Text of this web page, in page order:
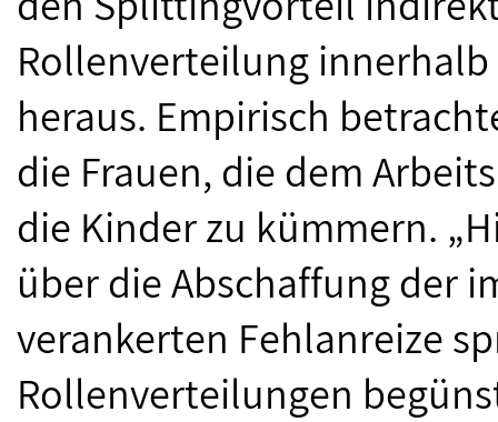
Rollenverteilung
heraus. Empirisch
die Frauen, die dem
die Kinder zu kümmern.
über die Abschaffung der
verankerten Fehlanreize
Rollenverteilungen